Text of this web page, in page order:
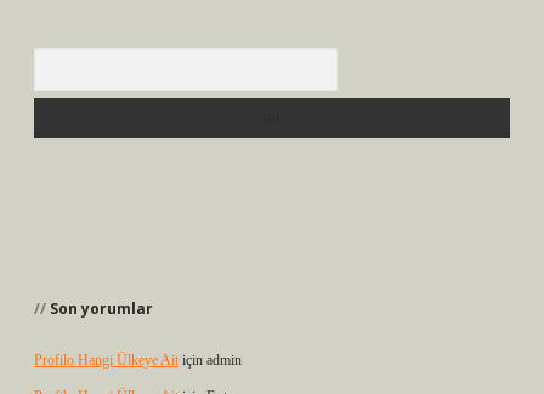
Son yorumlar
Profilo Hangi Ülkeye Ait için admin